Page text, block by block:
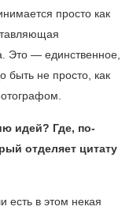
просто как
Это — единственное,
быть не просто, как
идей? Где, по-
отделяет цитату
есть в этом некая